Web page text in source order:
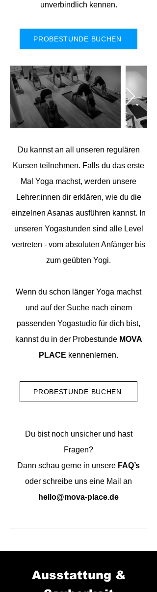
unverbindlich kennen.
PROBESTUNDE BUCHEN
Du kannst an all unseren regulären
Kursen teilnehmen. Falls du das erste
Mal Yoga machst, werden unsere
Lehrer:innen dir erklären, wie du die
einzelnen Asanas ausführen kannst. In
unseren Yogastunden sind alle Level
vertreten - vom absoluten Anfänger bis
zum geübten Yogi.
Wenn du schon länger Yoga machst
und auf der Suche nach einem
passenden Yogastudio für dich bist,
kannst du in der Probestunde MOVA
PLACE kennenlernen.
Du bist noch unsicher und hast
Fragen?
Dann schau gerne in unsere FAQ’s
oder schreibe uns eine Mail an
hello@mova-place.de
PROBESTUNDE BUCHEN
Ausstattung &